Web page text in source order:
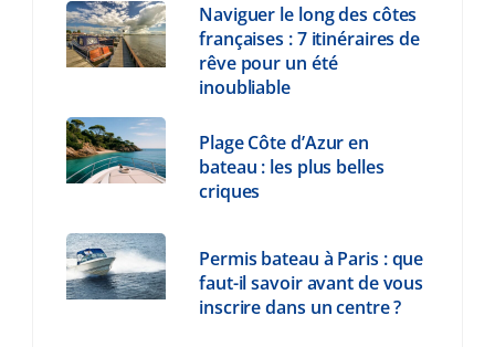
Naviguer le long des côtes
françaises : 7 itinéraires de
rêve pour un été
inoubliable
Plage Côte d’Azur en
bateau : les plus belles
criques
Permis bateau à Paris : que
faut-il savoir avant de vous
inscrire dans un centre ?